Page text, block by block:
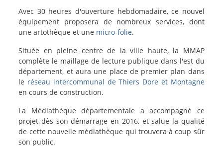
Avec 30 heures d'ouverture hebdomadaire, ce nouvel
équipement proposera de nombreux services, dont
une artothèque et une micro-folie.
Située en pleine centre de la ville haute, la MMAP
complète le maillage de lecture publique dans l'est du
département, et aura une place de premier plan dans
le réseau intercommunal de Thiers Dore et Montagne
en cours de construction.
La Médiathèque départementale a accompagné ce
projet dès son démarrage en 2016, et salue la qualité
de cette nouvelle médiathèque qui trouvera à coup sûr
son public.